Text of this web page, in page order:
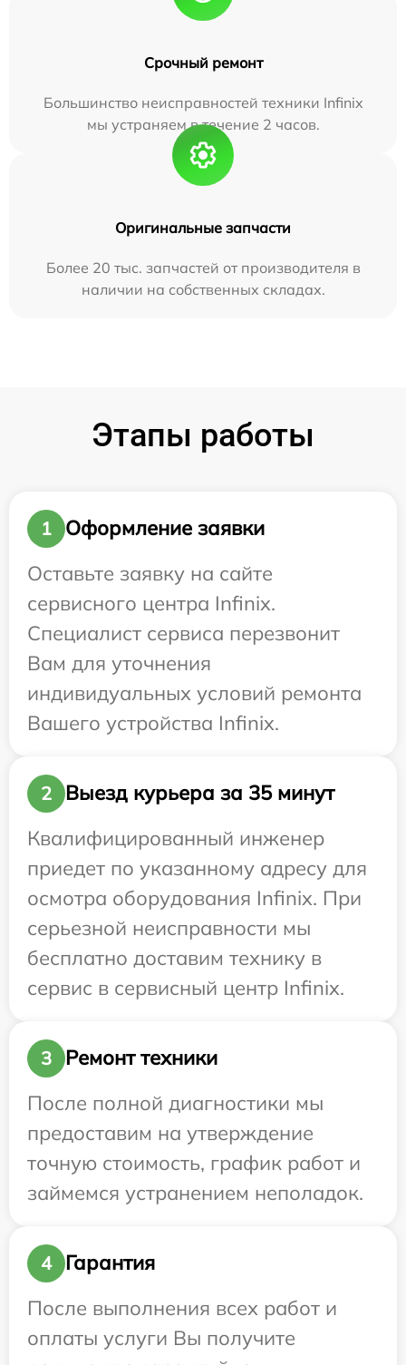
Срочный ремонт
Большинство неисправностей техники Infinix
мы устраняем в течение 2 часов.
Оригинальные запчасти
Более 20 тыс. запчастей от производителя в
наличии на собственных складах.
Этапы работы
1
Оформление заявки
Оставьте заявку на сайте
сервисного центра Infinix.
Специалист сервиса перезвонит
Вам для уточнения
индивидуальных условий ремонта
Вашего устройства Infinix.
2
Выезд курьера за 35 минут
Квалифицированный инженер
приедет по указанному адресу для
осмотра оборудования Infinix. При
серьезной неисправности мы
бесплатно доставим технику в
сервис в сервисный центр Infinix.
3
Ремонт техники
После полной диагностики мы
предоставим на утверждение
точную стоимость, график работ и
займемся устранением неполадок.
4
Гарантия
После выполнения всех работ и
оплаты услуги Вы получите